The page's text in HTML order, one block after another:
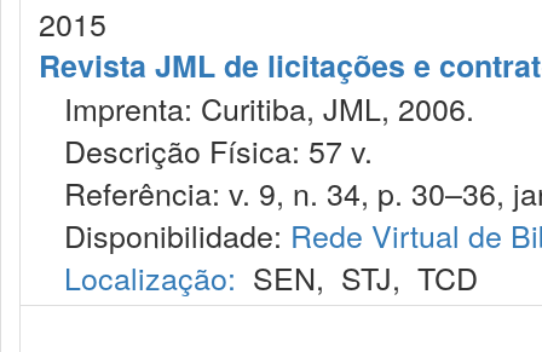
2015
Revista JML de licitações e
Imprenta: Curitiba, JML, 2006.
Descrição Física: 57 v.
Referência: v. 9, n. 34, p. 30–36,
Disponibilidade: Rede Virtual de
Localização: SEN, STJ, TCD